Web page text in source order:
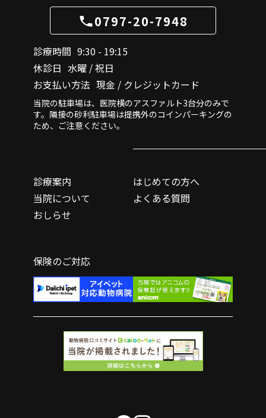
0797-20-7948
診療時間 9:30 - 19:15
休診日 水曜 / 祝日
お支払い方法 現金 / クレジットカード
当院の駐車場は、医院横のアスファルト3台分のみで
す。隣接の砂利駐車場は提携外のコインパーキングの
ため、ご注意ください。
診療案内
はじめての方へ
当院について
よくある質問
おしらせ
保険のご対応